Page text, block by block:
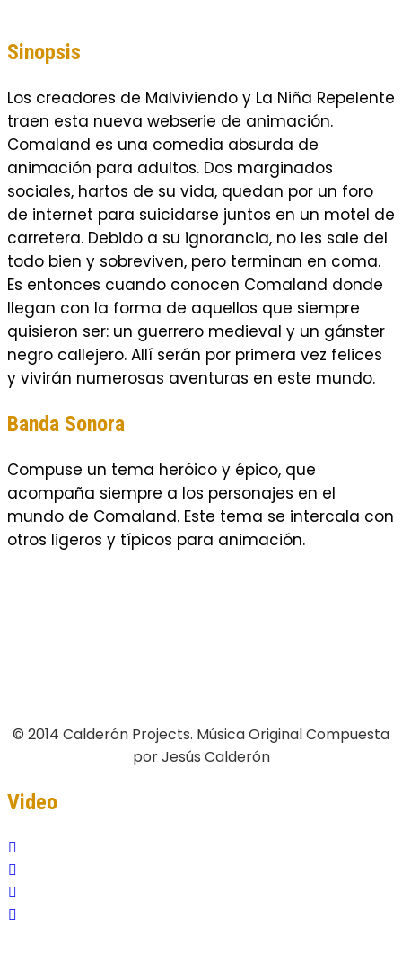
Sinopsis
Los creadores de Malviviendo y La Niña Repelente
traen esta nueva webserie de animación.
Comaland es una comedia absurda de
animación para adultos. Dos marginados
sociales, hartos de su vida, quedan por un foro
de internet para suicidarse juntos en un motel de
carretera. Debido a su ignorancia, no les sale del
todo bien y sobreviven, pero terminan en coma.
Es entonces cuando conocen Comaland donde
llegan con la forma de aquellos que siempre
quisieron ser: un guerrero medieval y un gánster
negro callejero. Allí­ serán por primera vez felices
y vivirán numerosas aventuras en este mundo.
Banda Sonora
Compuse un tema heróico y épico, que
acompaña siempre a los personajes en el
mundo de Comaland. Este tema se intercala con
otros ligeros y tí­picos para animación.
© 2014 Calderón Projects. Música Original Compuesta
por Jesús Calderón
Video